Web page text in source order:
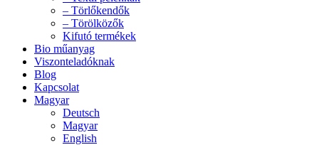
– Törlőkendők
– Törölközők
Kifutó termékek
Bio műanyag
Viszonteladóknak
Blog
Kapcsolat
Magyar
Deutsch
Magyar
English